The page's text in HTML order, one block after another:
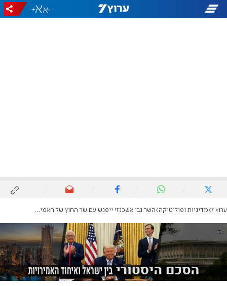
-
+
ערוץ 7 מדיניות ופוליטיקה השר גבי אשכנזי ייפגש עם שר החוץ של האמירויות